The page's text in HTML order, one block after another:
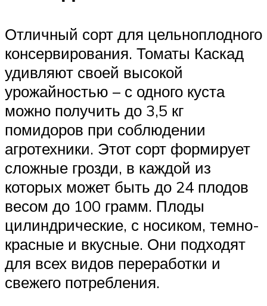
Отличный сорт для цельноплодного
консервирования. Томаты Каскад
удивляют своей высокой
урожайностью – с одного куста
можно получить до 3,5 кг
помидоров при соблюдении
агротехники. Этот сорт формирует
сложные грозди, в каждой из
которых может быть до 24 плодов
весом до 100 грамм. Плоды
цилиндрические, с носиком, темно-
красные и вкусные. Они подходят
для всех видов переработки и
свежего потребления.